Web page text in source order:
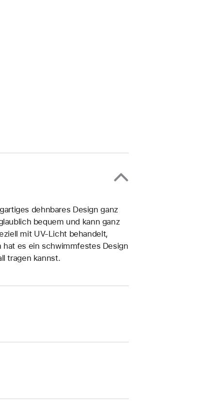
dehn­bares Design ganz
bequem und kann ganz
mit UV-Licht behandelt,
es ein schwimmfestes Design
tragen kannst.